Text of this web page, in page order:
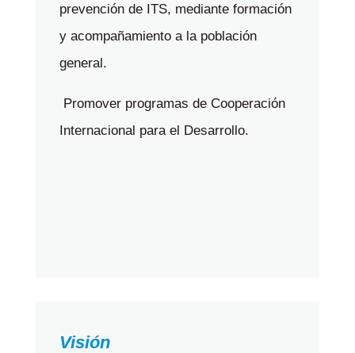
prevención de ITS, mediante formación
y acompañamiento a la población
general.
Promover programas de Cooperación
Internacional para el Desarrollo.
Visión